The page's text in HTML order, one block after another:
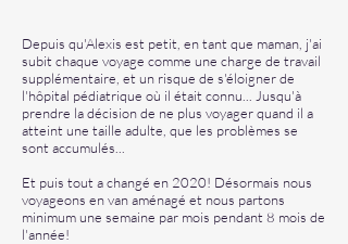
Depuis qu'Alexis est petit, en tant que maman, j'ai
subit chaque voyage comme une charge de travail
supplémentaire, et un risque de s'éloigner de
l'hôpital pédiatrique où il était connu... Jusqu'à
prendre la décision de ne plus voyager quand il a
atteint une taille adulte, que les problèmes se
sont accumulés...
Et puis tout a changé en 2020! Désormais nous
voyageons en van aménagé et nous partons
minimum une semaine par mois pendant 8 mois de
l'année!